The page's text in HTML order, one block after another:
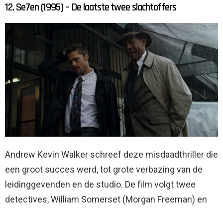
12. Se7en (1995) – De laatste twee slachtoffers
Andrew Kevin Walker schreef deze misdaadthriller die
een groot succes werd, tot grote verbazing van de
leidinggevenden en de studio. De film volgt twee
detectives, William Somerset (Morgan Freeman) en